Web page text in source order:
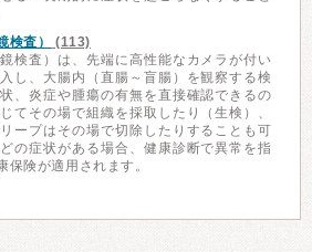
検査）
(113)
検査）は、先端に高性能なカメラが付い
し、大腸内（直腸～盲腸）を観察する検
、炎症や腫瘍の有無を直接確認できるの
てその場で組織を採取したり（生検）、
ープはその場で切除したりすることも可
の症状がある場合、健康診断で異常を指
保険が適用されます。